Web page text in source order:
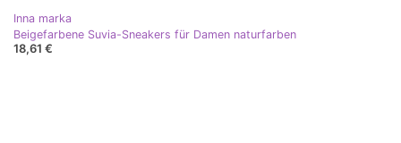
Inna marka
Beigefarbene Suvia-Sneakers für Damen naturfarben
18,61 €